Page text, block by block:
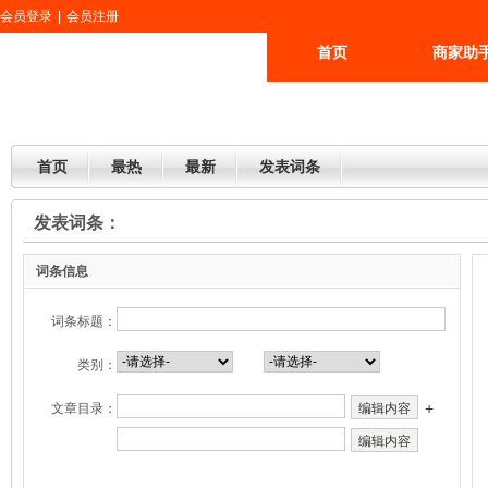
首页 商家助
会员登录 会员注册
首页 最热 最新 发表词条
发表词条：
词条信息
词条标题：
类别：
文章目录： 编辑内容 +
编辑内容